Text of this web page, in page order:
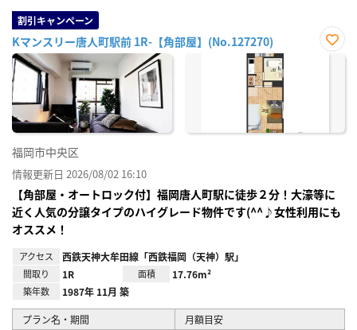
割引キャンペーン
Kマンスリー唐人町駅前 1R-【角部屋】(No.127270)
お気
福岡市中央区
情報更新日 2026/08/02 16:10
【角部屋・オートロック付】福岡唐人町駅に徒歩２分！大濠等に
近く人気の分譲タイプのハイグレード物件です(^^♪女性利用にも
オススメ！
アクセス 西鉄天神大牟田線「西鉄福岡（天神）駅」
間取り 1R 面積 17.76m²
築年数 1987年 11月 築
プラン名・期間 月額目安